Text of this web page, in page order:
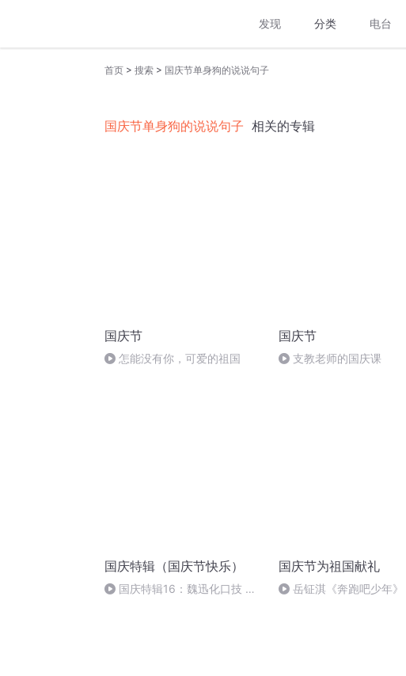
发现 分类 电台
首页 > 搜索 > 国庆节单身狗的说说句子
国庆节单身狗的说说句子 相关的专辑
国庆节
怎能没有你，可爱的祖国
国庆节
支教老师的国庆课
国庆特辑（国庆节快乐）
国庆特辑16：魏迅化口技 二
国庆节为祖国献礼
岳钲淇《奔跑吧少年》